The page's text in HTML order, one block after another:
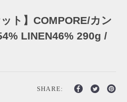
ト】COMPORE/カン
LINEN46% 290g /
SHARE: